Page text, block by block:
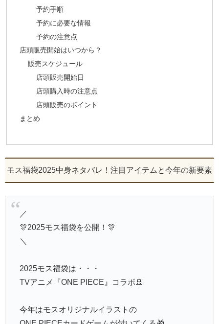
予約手順
予約に必要な情報
予約の注意点
店頭販売開始はいつから？
販売スケジュール
店頭販売開始日
店頭購入時の注意点
店頭販売のポイント
まとめ
モス福袋2025中身ネタバレ！注目アイテムと今年の新要素
／
🎊2025モス福袋を公開！🎊
＼
2025モス福袋は・・・
TVアニメ『ONE PIECE』コラボ🚢
今年はモスオリジナルイラストの